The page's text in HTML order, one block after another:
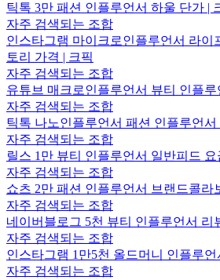
틱톡 3만 패션 인플루언서 하울 단가 |
자주 검색되는 조합
인스타그램 마이크로인플루언서 라이
토리 가격 | 크픽
자주 검색되는 조합
유튜브 매크로인플루언서 뷰티 인플
자주 검색되는 조합
틱톡 나노인플루언서 패션 인플루언서
자주 검색되는 조합
릴스 1만 뷰티 인플루언서 일반피드 요
자주 검색되는 조합
쇼츠 2만 패션 인플루언서 브랜드콜라
자주 검색되는 조합
네이버블로그 5천 뷰티 인플루언서 리
자주 검색되는 조합
인스타그램 1만5천 올드머니 인플루언
자주 검색되는 조합